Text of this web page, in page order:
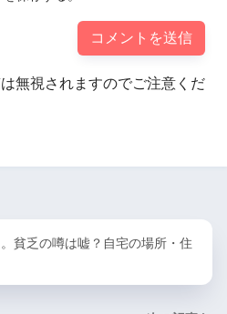
無視されますのでご注意くだ
貧乏の噂は嘘？自宅の場所・住